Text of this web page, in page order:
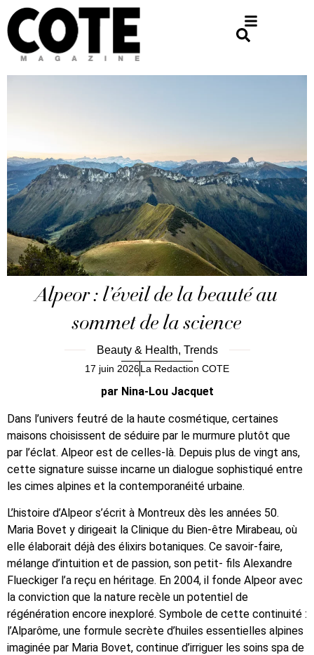
Alpeor : l’éveil de la beauté au
sommet de la science
Beauty & Health, Trends
17 juin 2026La Redaction COTE
par Nina-Lou Jacquet
Dans l’univers feutré de la haute cosmétique, certaines
maisons choisissent de séduire par le murmure plutôt que
par l’éclat. Alpeor est de celles-là. Depuis plus de vingt ans,
cette signature suisse incarne un dialogue sophistiqué entre
les cimes alpines et la contemporanéité urbaine.
L’histoire d’Alpeor s’écrit à Montreux dès les années 50.
Maria Bovet y dirigeait la Clinique du Bien-être Mirabeau, où
elle élaborait déjà des élixirs botaniques. Ce savoir-faire,
mélange d’intuition et de passion, son petit- fils Alexandre
Flueckiger l’a reçu en héritage. En 2004, il fonde Alpeor avec
la conviction que la nature recèle un potentiel de
régénération encore inexploré. Symbole de cette continuité :
l’Alparôme, une formule secrète d’huiles essentielles alpines
imaginée par Maria Bovet, continue d’irriguer les soins spa de